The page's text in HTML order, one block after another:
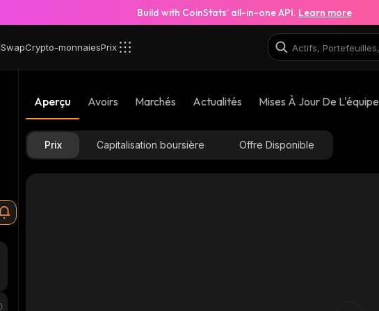
Build with CoinStats’ all-in-one API. Learn more
SwapCrypto-monnaiesPrix
Aperçu Avoirs Marchés Actualités Mises À Jour De L'équipe
Prix Capitalisation boursière Offre Disponible